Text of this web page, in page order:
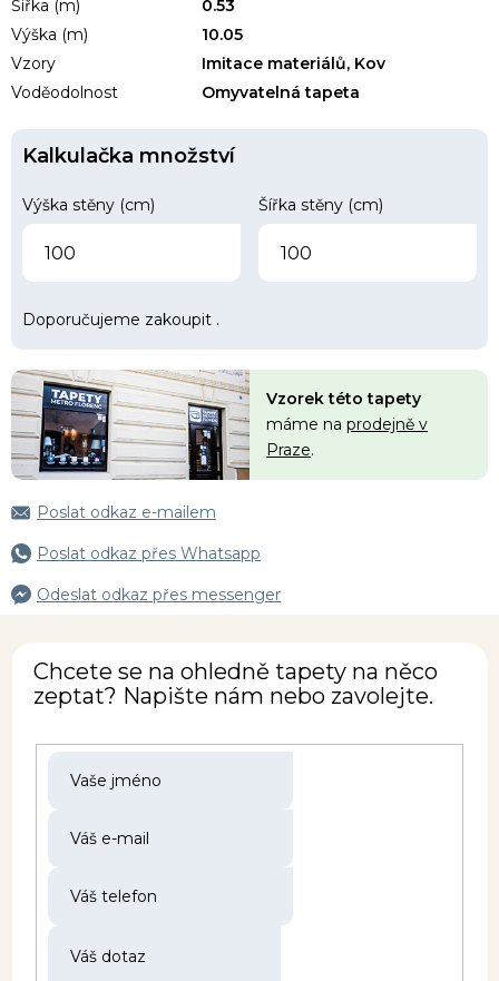
Šířka (m)
0.53
Výška (m)
10.05
Vzory
Imitace materiálů, Kov
Voděodolnost
Omyvatelná tapeta
Kalkulačka množství
Výška stěny (cm) Šířka stěny (cm)
Doporučujeme zakoupit .
Vzorek této tapety
máme na prodejně v
Praze.
Poslat odkaz e-mailem
Poslat odkaz přes Whatsapp
Odeslat odkaz přes messenger
Chcete se na ohledně tapety na něco
zeptat? Napište nám nebo zavolejte.